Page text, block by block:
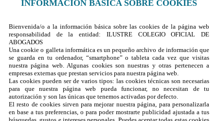
INFORMACIÓN BÁSICA SOBRE COOKIES
Bienvenida/o a la información básica sobre las cookies de la página web
responsabilidad de la entidad: ILUSTRE COLEGIO OFICIAL DE
ABOGADOS
Una cookie o galleta informática es un pequeño archivo de información que
se guarda en tu ordenador, “smartphone” o tableta cada vez que visitas
nuestra página web. Algunas cookies son nuestras y otras pertenecen a
empresas externas que prestan servicios para nuestra página web.
Las cookies pueden ser de varios tipos: las cookies técnicas son necesarias
para que nuestra página web pueda funcionar, no necesitan de tu
autorización y son las únicas que tenemos activadas por defecto.
El resto de cookies sirven para mejorar nuestra página, para personalizarla
en base a tus preferencias, o para poder mostrarte publicidad ajustada a tus